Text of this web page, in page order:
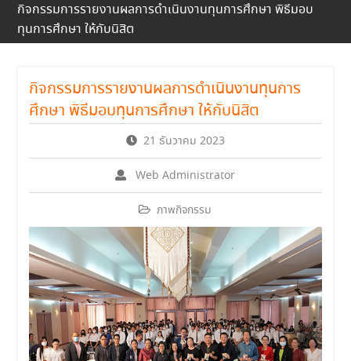
กิจกรรมการรายงานผลการดำเนินงานทุนการศึกษา พิธีมอบ
ทุนการศึกษา ให้กับนิสิต
กิจกรรมการรายงานผลการดำเนินงานทุนการ
ศึกษา พิธีมอบทุนการศึกษา ให้กับนิสิต
21 ธันวาคม 2023
Web Administrator
ภาพกิจกรรม